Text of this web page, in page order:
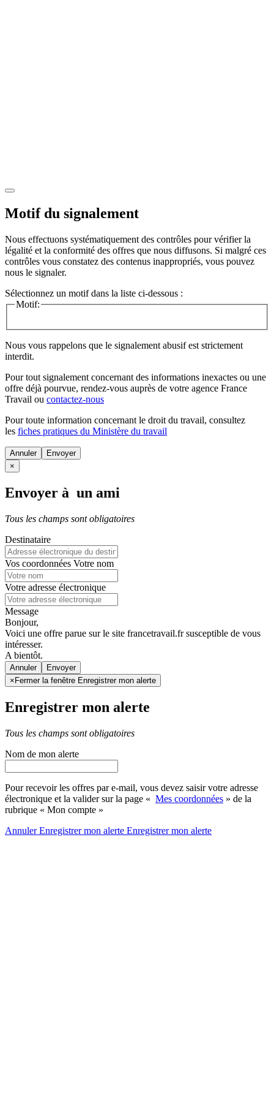
Motif du signalement
Nous effectuons systématiquement des contrôles pour vérifier la
légalité et la conformité des offres que nous diffusons. Si malgré ces
contrôles vous constatez des contenus inappropriés, vous pouvez
nous le signaler.
Sélectionnez un motif dans la liste ci-dessous :
Motif:
Nous vous rappelons que le signalement abusif est strictement
interdit.
Pour tout signalement concernant des informations inexactes ou une
offre déjà pourvue, rendez-vous auprès de votre agence France
Travail ou contactez-nous
Pour toute information concernant le droit du travail, consultez
les fiches pratiques du Ministère du travail
Annuler
×
Envoyer à un ami
Tous les champs sont obligatoires
Destinataire
Vos coordonnées Votre nom
Votre adresse électronique
Message
Bonjour,
Voici une offre parue sur le site francetravail.fr susceptible de vous
intéresser.
A bientôt.
Annuler
× Fermer la fenêtre Enregistrer mon alerte
Enregistrer mon alerte
Tous les champs sont obligatoires
Nom de mon alerte
Pour recevoir les offres par e-mail, vous devez saisir votre adresse
électronique et la valider sur la page « Mes coordonnées » de la
rubrique « Mon compte »
AnnulerEnregistrer mon alerte Enregistrermon alerte